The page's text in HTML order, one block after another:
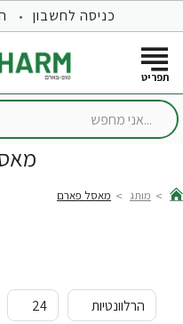
כניסה לחשבון
...אני
מותג מאסל פארם